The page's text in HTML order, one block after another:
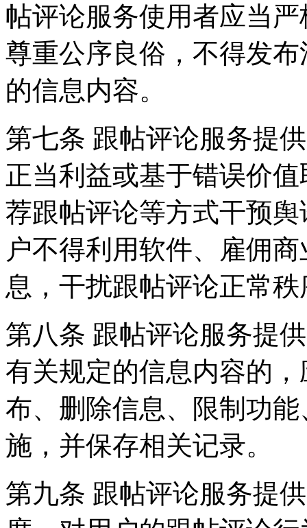
帖评论服务使用者应当
尊重公序良俗，不得发
的信息内容。
第七条 跟帖评论服务提
正当利益或基于错误价
荐跟帖评论等方式干预
户不得利用软件、雇佣
息，干扰跟帖评论正常
第八条 跟帖评论服务提
有关规定的信息内容的
布、删除信息、限制功
施，并保存相关记录。
第九条 跟帖评论服务提